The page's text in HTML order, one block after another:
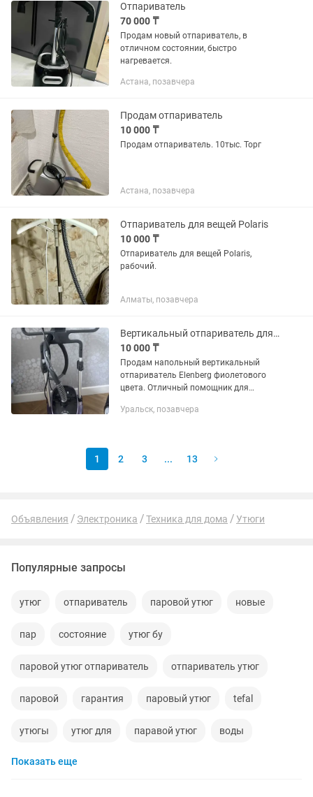
Отпариватель
70 000 ₸
Продам новый отпариватель, в
отличном состоянии, быстро
нагревается.
Астана, позавчера
Продам отпариватель
10 000 ₸
Продам отпариватель. 10тыс. Торг
Астана, позавчера
Отпариватель для вещей Polaris
10 000 ₸
Отпариватель для вещей Polaris,
рабочий.
Алматы, позавчера
Вертикальный отпариватель для одежды Elenberg
10 000 ₸
Продам напольный вертикальный
отпариватель Elenberg фиолетового
цвета. Отличный помощник для
шторы и деликатных тканей.
Уральск, позавчера
1 2 3 ... 13
Объявления Электроника Техника для дома Утюги
Популярные запросы
утюг отпариватель паровой утюг новые
пар состояние утюг бу
паровой утюг отпариватель отпариватель утюг
паровой гарантия паровый утюг tefal
утюгы утюг для паравой утюг воды
пароочиститель
Показать еще